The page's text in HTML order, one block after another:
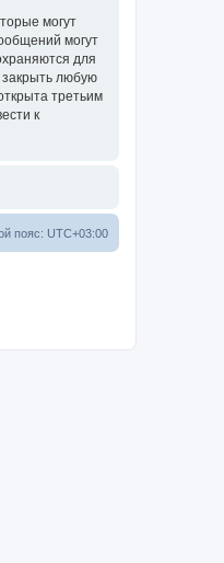
могут
могут
для
закрыть любую
третьим
к
пояс: UTC+03:00